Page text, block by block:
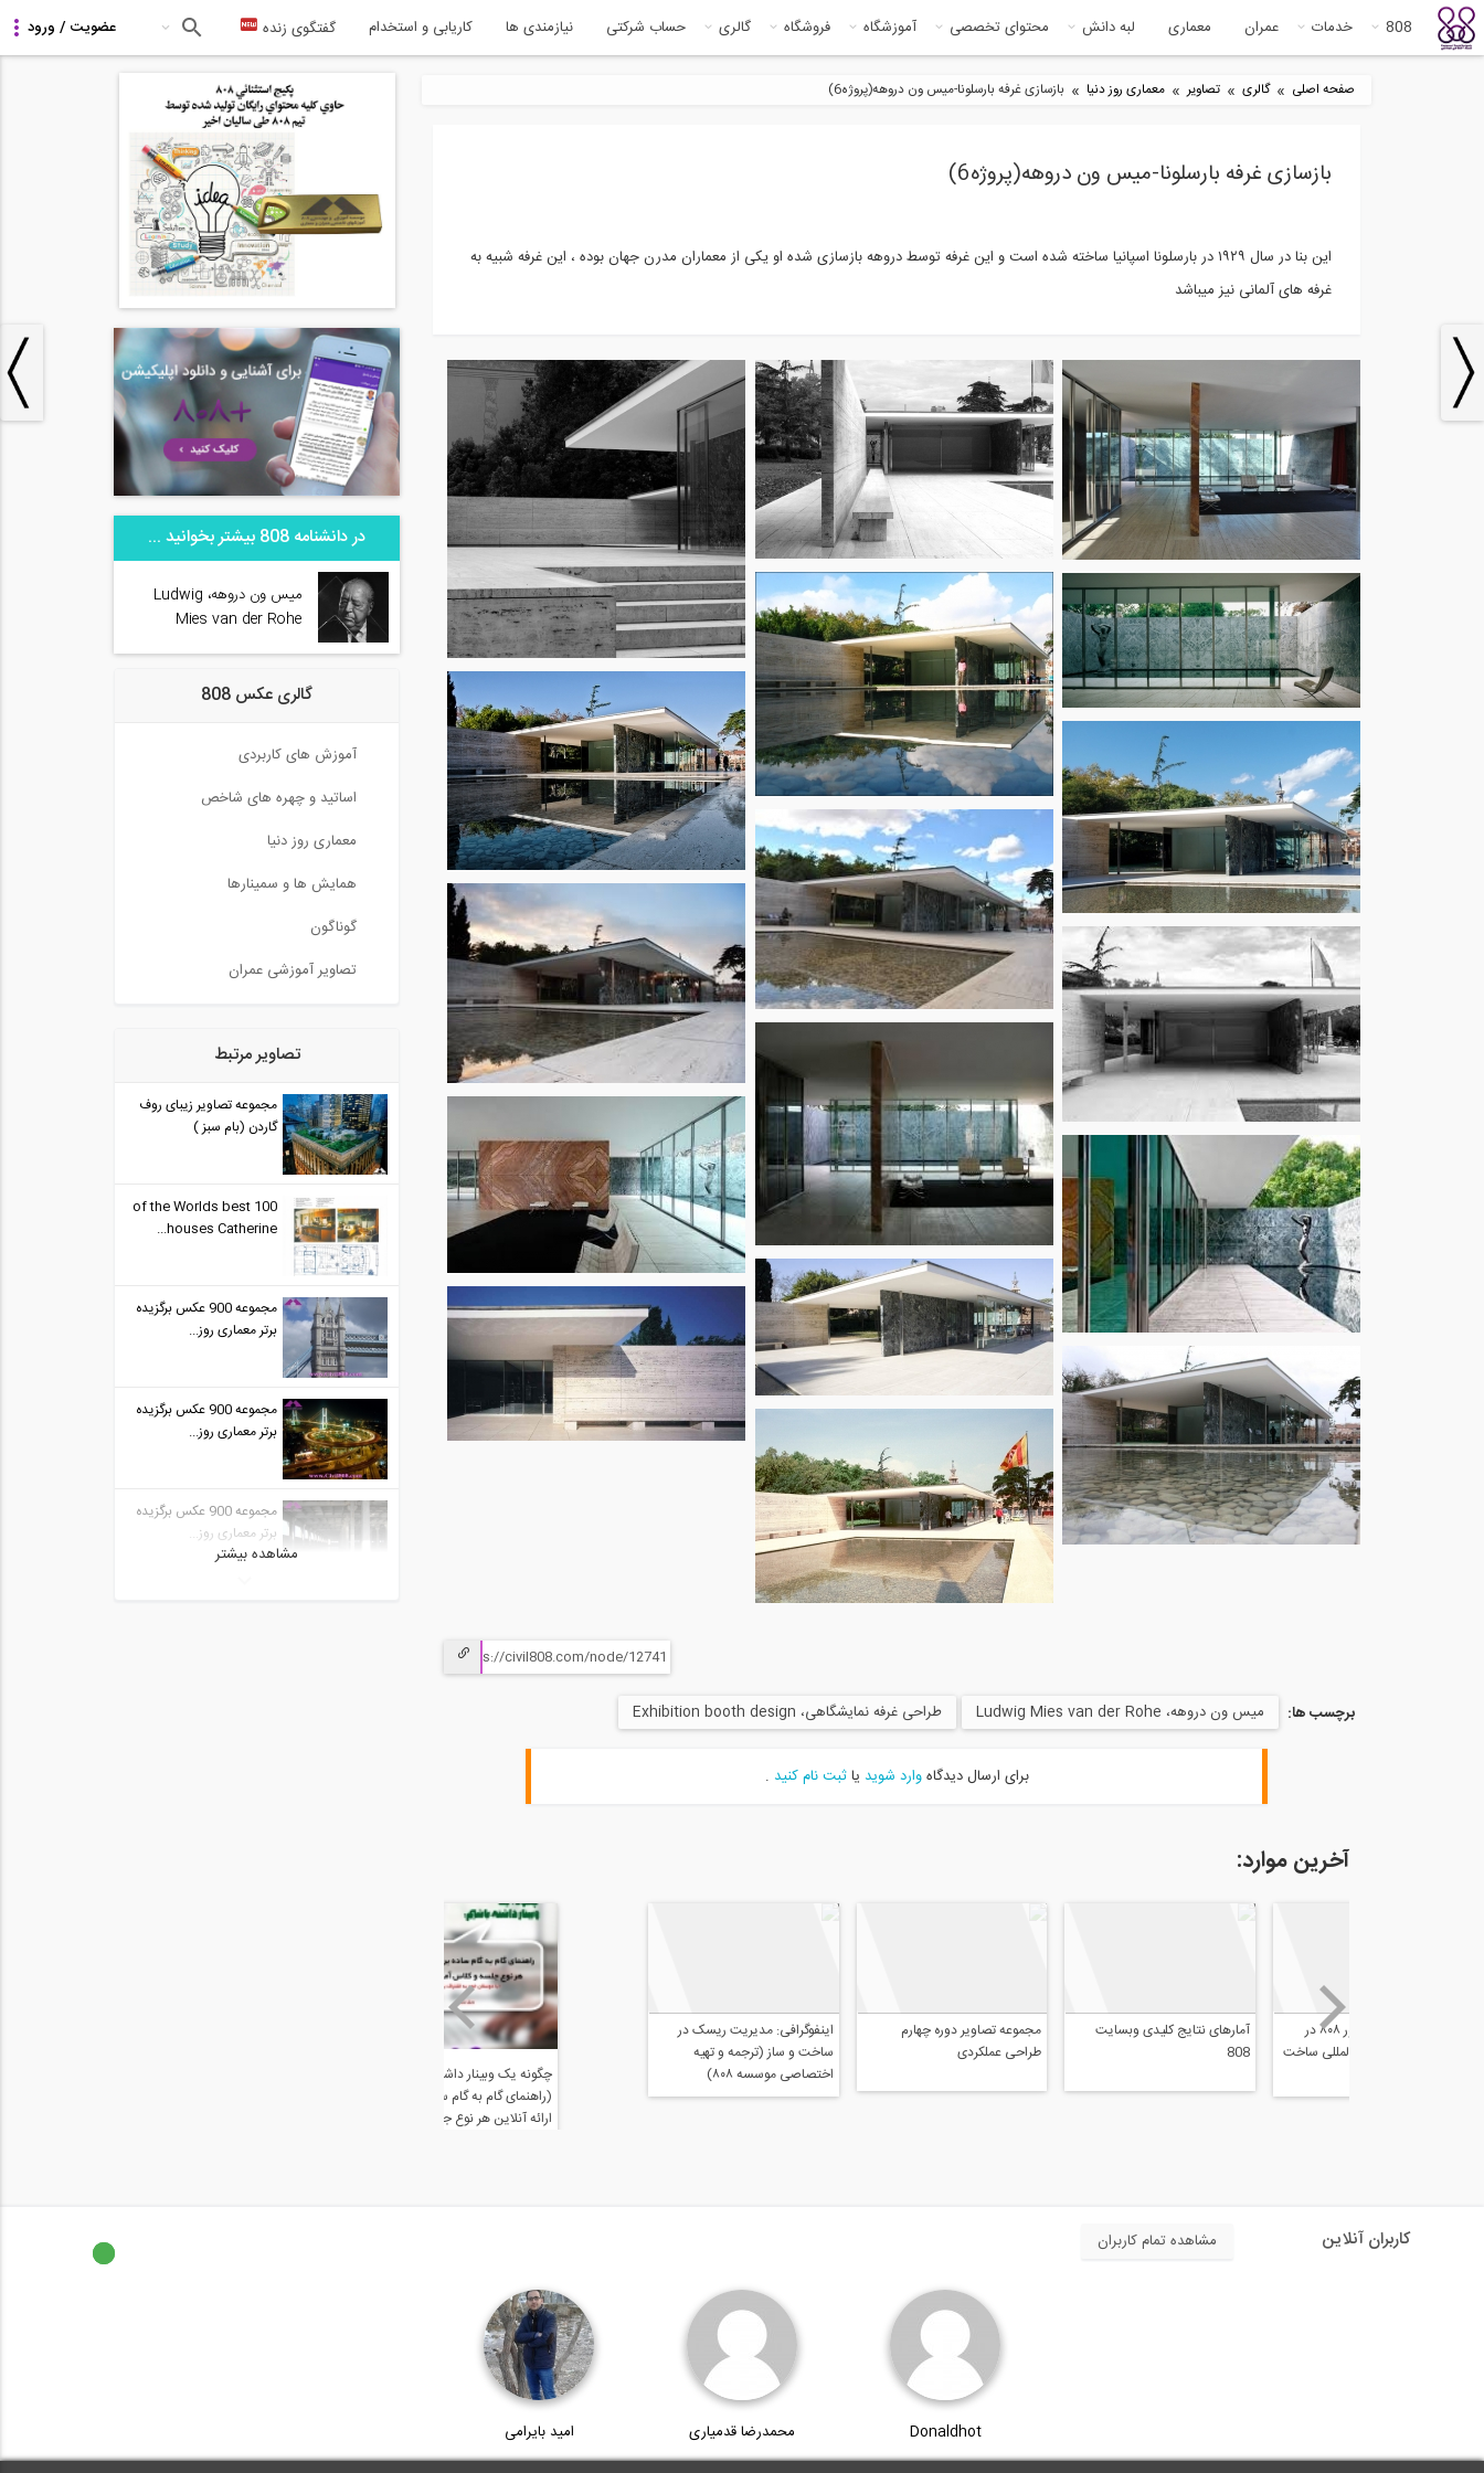
808 خدمات عمران معماری لبه دانش محتوای تخصصی آموزشگاه فروشگاه گالری حساب شرکتی نیازمندی ها کاریابی و استخدام گفتگوی زنده
صفحه اصلی » گالری » تصاویر » معماری روز دنیا » بازسازی غرفه بارسلونا-میس ون دروهه(پروژه6)
بازسازی غرفه بارسلونا-میس ون دروهه(پروژه6)
اين بنا در سال ١٩٢٩ در بارسلونا اسپانيا ساخته شده است و اين غرفه توسط دروهه بازسازى شده او يكى از معماران مدرن جهان بوده ، اين غرفه شبيه به
غرفه هاى آلمانى نيز ميباشد
برچسب ها: میس ون دروهه، Ludwig Mies van der Rohe طراحی غرفه نمایشگاهی، Exhibition booth design
برای ارسال دیدگاهوارد شوید یاثبت نام کنید .
آخرین موارد:
اولین نمایشگاه بین المللی ساخت
808
مجموعه تصاویر دوره چهارم
طراحی عملکردی
اینفوگرافی: مدیریت ریسک در
ساخت و ساز (ترجمه و تهیه
در دانشنامه 808 بیشتر بخوانید ...
میس ون دروهه، Ludwig
Mies van der Rohe
گالری عکس 808
آموزش های کاربردی
اساتید و چهره های شاخص
معماری روز دنیا
همایش ها و سمینارها
گوناگون
تصاویر آموزشی عمران
تصاویر مرتبط
مجموعه تصاویر زیبای روف
گاردن (بام سبز )
100 of the Worlds best
houses Catherine...
مجموعه 900 عکس برگزیده
برتر معماری روز...
مجموعه 900 عکس برگزیده
برتر معماری روز...
مجموعه 900 عکس برگزیده
برتر معماری روز...
مشاهده بیشتر
کاربران آنلاین مشاهده تمام کاربران
Donaldhot محمدرضا قدمیاری امید بایرامی